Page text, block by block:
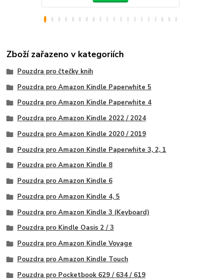
Zboží zařazeno v kategoriích
Pouzdra pro čtečky knih
Pouzdra pro Amazon Kindle Paperwhite 5
Pouzdra pro Amazon Kindle Paperwhite 4
Pouzdra pro Amazon Kindle 2022 / 2024
Pouzdra pro Amazon Kindle 2020 / 2019
Pouzdra pro Amazon Kindle Paperwhite 3, 2, 1
Pouzdra pro Amazon Kindle 8
Pouzdra pro Amazon Kindle 6
Pouzdra pro Amazon Kindle 4, 5
Pouzdra pro Amazon Kindle 3 (Keyboard)
Pouzdra pro Kindle Oasis 2 / 3
Pouzdra pro Amazon Kindle Voyage
Pouzdra pro Amazon Kindle Touch
Pouzdra pro Pocketbook 629 / 634 / 619